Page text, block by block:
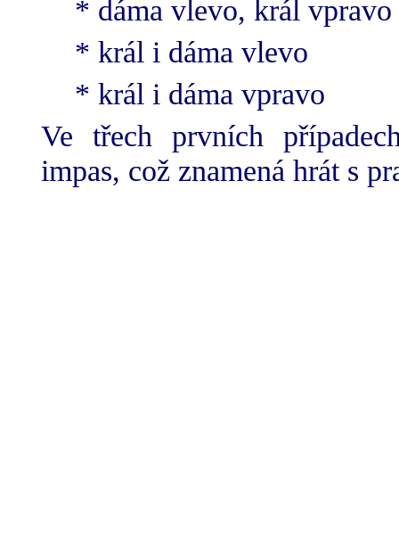
* dáma vlevo, král vpravo
* král i dáma vlevo
* král i dáma vpravo
Ve třech prvních
impas, což znamená hrát s